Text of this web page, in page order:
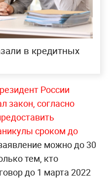
в кредитных
России
закон, согласно
сроком до
можно до 30
тем, кто
до 1 марта 2022